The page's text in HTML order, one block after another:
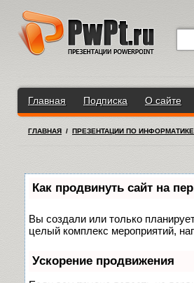
Главная Подписка О сайте
ГЛАВНАЯ / ПРЕЗЕНТАЦИИ ПО ИНФОРМАТИКЕ
Как продвинуть сайт на
Вы создали или только
целый комплекс мероприятий,
Ускорение продвижения